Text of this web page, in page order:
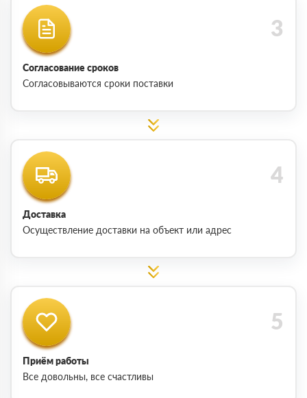
Согласование сроков
Согласовываются сроки поставки
Доставка
Осуществление доставки на объект или адрес
Приём работы
Все довольны, все счастливы